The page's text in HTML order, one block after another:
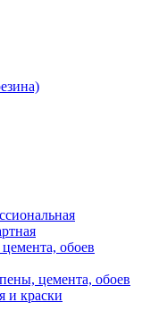
обоев
цемента, обоев
и краски